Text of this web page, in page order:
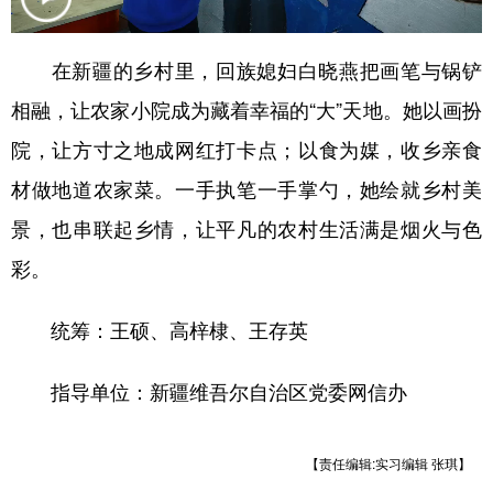
辽宁 吉林 上海 江苏
浙江 安徽 福建 江西
山东 河南 湖北 湖南
四川 贵州 云南 西藏
多语种频道
在新疆的乡村里，回族媳妇白晓燕把画笔与锅铲
相融，让农家小院成为藏着幸福的“大”天地。她以画扮
院，让方寸之地成网红打卡点；以食为媒，收乡亲食
材做地道农家菜。一手执笔一手掌勺，她绘就乡村美
景，也串联起乡情，让平凡的农村生活满是烟火与色
彩。
统筹：王硕、高梓棣、王存英
指导单位：新疆维吾尔自治区党委网信办
【责任编辑:实习编辑 张琪】